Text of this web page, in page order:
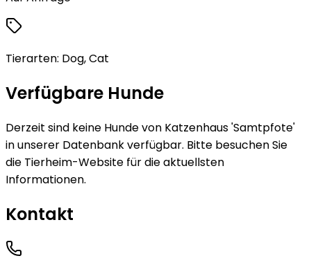
Tierarten: Dog, Cat
Verfügbare Hunde
Derzeit sind keine Hundevon Katzenhaus 'Samtpfote'
in unserer Datenbank verfügbar. Bitte besuchen Sie
die Tierheim-Website für die aktuellsten
Informationen.
Kontakt